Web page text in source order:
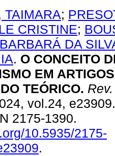
TAIMARA;
CRISTINE;
DA
. O CONCEITO
EM
TEÓRICO.
vol.24,
2175-1390.
10.5935/2175-
.